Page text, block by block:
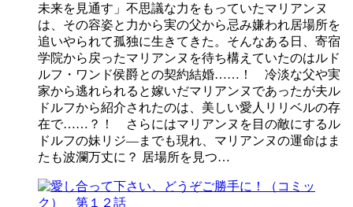
未来を見通す」不思議な力をもっていたマリアンヌ
は、その容姿と力から実の父から忌み嫌われ居場所を
追いやられて孤独に生きてきた。そんなある日、寄宿
学院から戻ったマリアンヌを待ち構えていたのはルド
ルフ・ワンド侯爵との契約結婚……！ 冷淡な父や実
家から逃れられると嫁いだマリアンヌであったが夫ル
ドルフから紹介されたのは、美しい愛人リリベルの存
在で……？！ さらにはマリアンヌを目の敵にするル
ドルフの妹リジ―までも現れ、マリアンヌの運命はま
たも波瀾万丈に？ 居場所を見つ…